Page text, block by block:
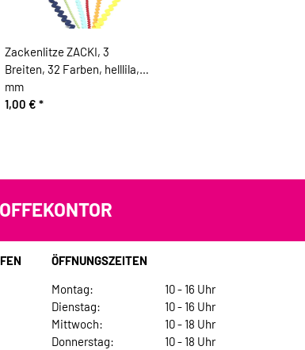
Zackenlitze ZACKI, 3
Breiten, 32 Farben, helllila, 3
mm
1,00 € *
ÖFFNUNGSZEITEN
Montag:
10 - 16 Uhr
Dienstag:
10 - 16 Uhr
Mittwoch:
10 - 18 Uhr
Donnerstag:
10 - 18 Uhr